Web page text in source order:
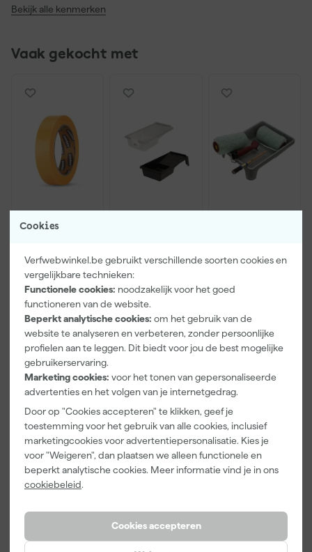
Cookies
Verfwebwinkel.be gebruikt verschillende soorten cookies en
vergelijkbare technieken:
Functionele cookies: noodzakelijk voor het goed
functioneren van de website.
Beperkt analytische cookies: om het gebruik van de
website te analyseren en verbeteren, zonder persoonlijke
profielen aan te leggen. Dit biedt voor jou de best mogelijke
gebruikerservaring.
Marketing cookies: voor het tonen van gepersonaliseerde
advertenties en het volgen van je internetgedrag.
Door op "Cookies accepteren" te klikken, geef je
toestemming voor het gebruik van alle cookies, inclusief
marketingcookies voor advertentiepersonalisatie. Kies je
voor "Weigeren", dan plaatsen we alleen functionele en
beperkt analytische cookies. Meer informatie vind je in ons
cookiebeleid.
Cookies accepteren
Bekijk alle kenmerken
Vaak gekocht met
Paintura
50mx24mm
Morgen
bezorgd
99
incl. BTW
10cm Roller -
15 x 32 cm + 5
inzetbakken
bezorgd
,99
6-delig
bezorgd
Adviesprijs
20 ,
Onze Top 10
Ontvetter en